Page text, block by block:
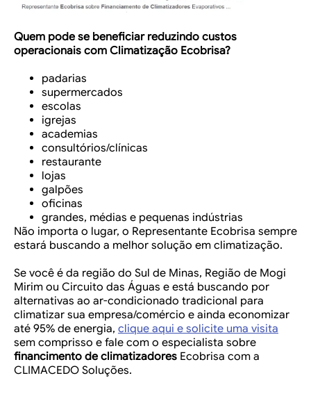
Quem pode se beneficiar reduzindo custos
operacionais com Climatização Ecobrisa?
padarias
supermercados
escolas
igrejas
academias
consultórios/clínicas
restaurante
lojas
galpões
oficinas
grandes, médias e pequenas indústrias
Não importa o lugar, o Representante Ecobrisa sempre
estará buscando a melhor solução em climatização.
Se você é da região do Sul de Minas, Região de Mogi
Mirim ou Circuito das Águas e está buscando por
alternativas ao ar-condicionado tradicional para
climatizar sua empresa/comércio e ainda economizar
até 95% de energia, clique aqui e solicite uma visita
sem comprisso e fale com o especialista sobre
financimento de climatizadores Ecobrisa com a
CLIMACEDO Soluções.